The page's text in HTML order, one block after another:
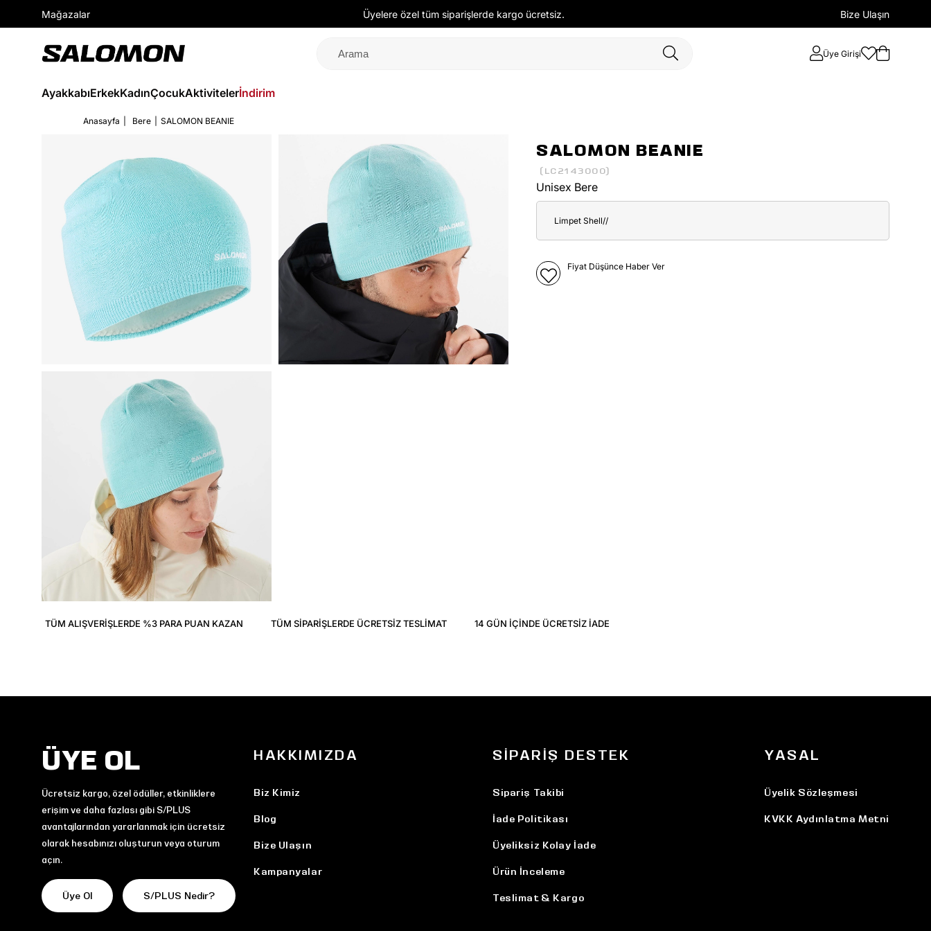
Mağazalar Üyelere özel tüm siparişlerde kargo ücretsiz. Bize Ulaşın
Üye Girişi
AyakkabıErkekKadınÇocukAktivitelerİndirim
Anasayfa Bere SALOMON BEANIE
SALOMON BEANIE
(LC2143000)
Unisex Bere
Limpet Shell//
Fiyat Düşünce Haber Ver
TÜM ALIŞVERIŞLERDE %3 PARA PUAN KAZAN TÜM SIPARIŞLERDE ÜCRETSIZ TESLIMAT 14 GÜN IÇINDE ÜCRETSIZ IADE
ÜYE OL
Ücretsiz kargo, özel ödüller, etkinliklere
erişim ve daha fazlası gibi S/PLUS
avantajlarından yararlanmak için ücretsiz
olarak hesabınızı oluşturun veya oturum
açın.
Üye Ol S/PLUS Nedir?
HAKKIMIZDA
Biz Kimiz
Blog
Bize Ulaşın
Kampanyalar
SIPARIŞ DESTEK
Sipariş Takibi
İade Politikası
Üyeliksiz Kolay İade
Ürün İnceleme
Teslimat & Kargo
YASAL
Üyelik Sözleşmesi
KVKK Aydınlatma Metni